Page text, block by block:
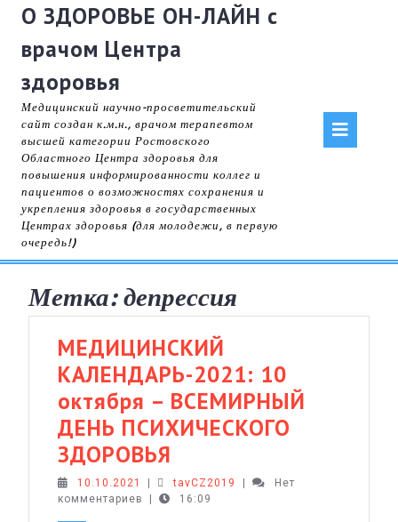
content
О ЗДОРОВЬЕ ОН-ЛАЙН с
врачом Центра
здоровья
Медицинский научно-просветительский
сайт создан к.м.н., врачом терапевтом
высшей категории Ростовского
Областного Центра здоровья для
повышения информированности коллег и
пациентов о возможностях сохранения и
укрепления здоровья в государственных
Центрах здоровья (для молодежи, в первую
очередь!)
Метка:депрессия
МЕДИЦИНСКИЙ
КАЛЕНДАРЬ-2021: 10
октября – ВСЕМИРНЫЙ
ДЕНЬ ПСИХИЧЕСКОГО
ЗДОРОВЬЯ
КАЛЕНДАРЬ-2021:
10
10.10.2021 10.10.2021
| tavCZ2019 tavCZ2019
|
Нет
комментариев
| 16:09